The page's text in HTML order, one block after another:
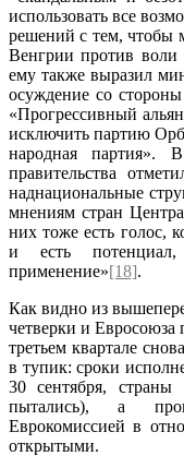
использовать все
решений с тем, чтобы
Венгрии против воли
ему также выразил
осуждение со
«Прогрессивный
исключить партию
народная партия».
правительства
наднациональные
мнениям стран
них тоже есть голос,
и есть
применение»[18].
Как видно из
четверки и
третьем квартале
в тупик: сроки
30 сентября,
пытались), а
Еврокомиссией в
открытыми.